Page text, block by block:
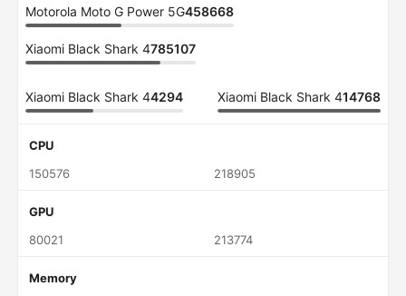
Motorola Moto G Power 5G458668
Xiaomi Black Shark 4785107
Xiaomi Black Shark 44294 Xiaomi Black Shark 414768
CPU
150576
218905
GPU
80021
213774
Memory